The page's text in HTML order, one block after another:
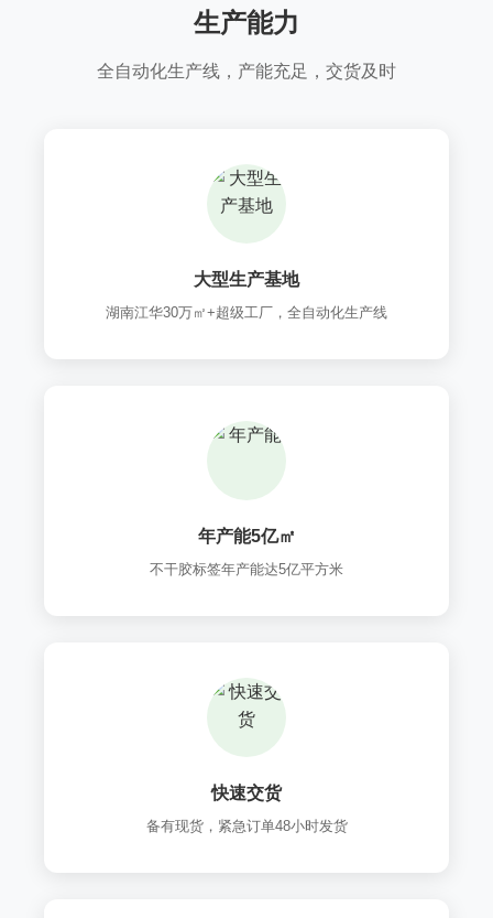
生产能力
全自动化生产线，产能充足，交货及时
大型生产基地
湖南江华30万㎡+超级工厂，全自动化生产线
年产能5亿㎡
不干胶标签年产能达5亿平方米
快速交货
备有现货，紧急订单48小时发货